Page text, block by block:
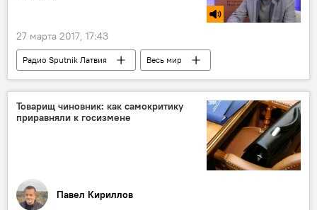
27 марта 2017, 17:43
Радио Sputnik Латвия
Весь мир
Армен Гаспарян
Роланд Шарифов
Литературное кафе
Товарищ чиновник: как самокритику
приравняли к госизмене
Павел Кириллов